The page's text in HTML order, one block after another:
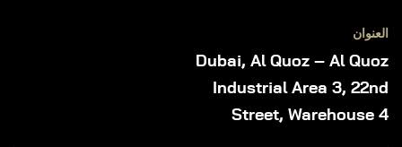
العنوان
Dubai, Al Quoz – Al Quoz
Industrial Area 3, 22nd
Street, Warehouse 4